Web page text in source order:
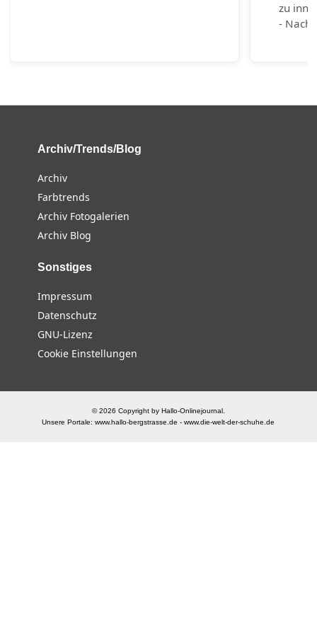
zu
-
Archiv/Trends/Blog
Archiv
Farbtrends
Archiv Fotogalerien
Archiv Blog
Sonstiges
Impressum
Datenschutz
GNU-Lizenz
Cookie Einstellungen
© 2026 Copyright by Hallo-Onlinejournal.
Unsere Portale:www.hallo-bergstrasse.de -www.die-welt-der-schuhe.de